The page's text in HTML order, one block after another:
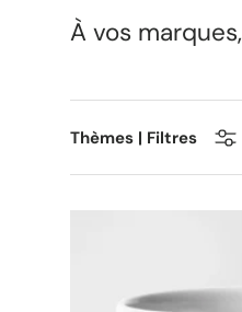
À vos
Thèmes | Filtres